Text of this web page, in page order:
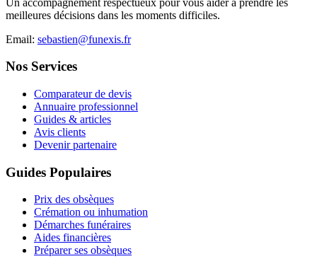
meilleures décisions dans les moments difficiles.
Email: sebastien@funexis.fr
Nos Services
Comparateur de devis
Annuaire professionnel
Guides & articles
Avis clients
Devenir partenaire
Guides Populaires
Prix des obsèques
Crémation ou inhumation
Démarches funéraires
Aides financières
Préparer ses obsèques